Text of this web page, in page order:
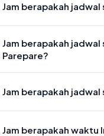
Jam berapakah jadwal
Jam berapakah
Parepare?
Jam berapakah jadwal
Jam berapakah waktu